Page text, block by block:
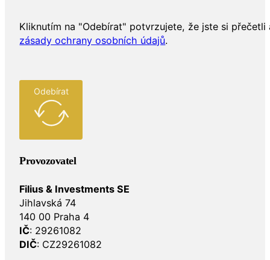
Kliknutím na "Odebírat" potvrzujete, že jste si přečetli
zásady ochrany osobních údajů.
Odebírat
Provozovatel
Filius & Investments SE
Jihlavská 74
140 00 Praha 4
IČ: 29261082
DIČ: CZ29261082